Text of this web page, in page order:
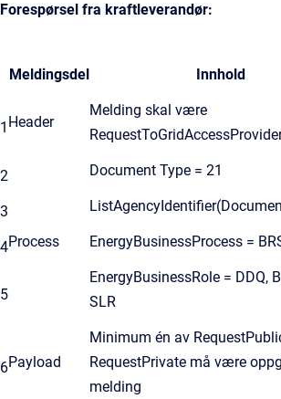
Forespørsel fra kraftleverandør:
Meldingsdel Innhold
1 Header
Melding skal være
2 Document Type = 21
3
4Process EnergyBusinessProcess =
5
EnergyBusinessRole = DDQ,
SLR
6Payload
Minimum én av
RequestPrivate må være
melding